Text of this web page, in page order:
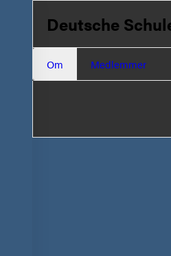
Deutsche
Om Medlemmer